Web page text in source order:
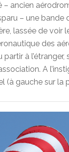
– ancien
– une bande
lassée de voir
des
à l’étranger,
A
(à gauche sur la